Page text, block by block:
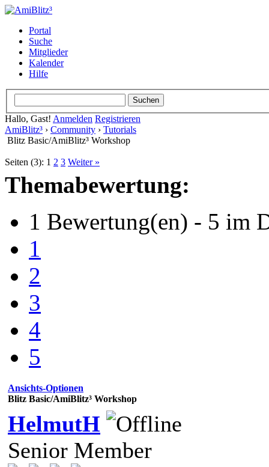
Portal
Suche
Mitglieder
Kalender
Hilfe
Hallo, Gast! Anmelden Registrieren
AmiBlitz³ › Community › Tutorials
Blitz Basic/AmiBlitz³ Workshop
Seiten (3): 1 2 3 Weiter »
Themabewertung:
1 Bewertung(en) - 5 im
1
2
3
4
5
Ansichts-Optionen
Blitz Basic/AmiBlitz³ Workshop
HelmutH
Senior Member